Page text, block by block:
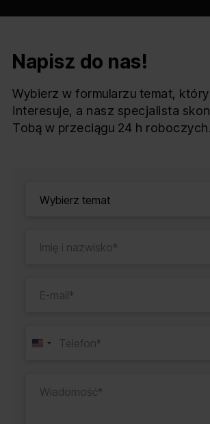
Napisz do nas!
Wybierz w formularzu temat,
interesuje, a nasz specjalista
Tobą w przeciągu 24 h roboczych.